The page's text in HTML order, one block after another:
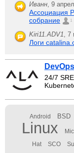
Иванн, 9
Ассоциация
собрание
1
Kiri11.ADV1, 7
Логи
24/7
Android BSD
Linux
Hat SCO